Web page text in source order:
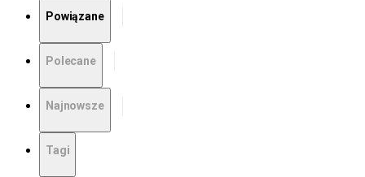
Powiązane
Polecane
Najnowsze
Tagi